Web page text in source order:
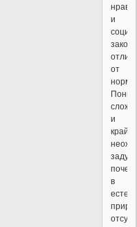
и
от
и
в